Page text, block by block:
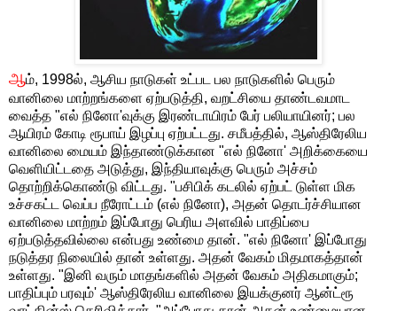
ஆம், 1998ல், ஆசிய நாடுகள் உட்பட பல நாடுகளில் பெரும்
வானிலை மாற்றங்களை ஏற்படுத்தி, வறட்சியை தாண்டவமாட
வைத்த "எல் நினோ'வுக்கு இரண்டாயிரம் பேர் பலியாயினர்; பல
ஆயிரம் கோடி ரூபாய் இழப்பு ஏற்பட்டது. சமீபத்தில், ஆஸ்திரேலிய
வானிலை மையம் இந்தாண்டுக்கான "எல் நினோ' அறிக்கையை
வெளியிட்டதை அடுத்து, இந்தியாவுக்கு பெரும் அச்சம்
தொற்றிக்கொண்டு விட்டது. "பசிபிக் கடலில் ஏற்பட் டுள்ள மிக
உச்சகட்ட வெப்ப நீரோட்டம் (எல் நினோ), அதன் தொடர்ச்சியான
வானிலை மாற்றம் இப்போது பெரிய அளவில் பாதிப்பை
ஏற்படுத்தவில்லை என்பது உண்மை தான். "எல் நினோ' இப்போது
நடுத்தர நிலையில் தான் உள்ளது. அதன் வேகம் மிதமாகத்தான்
உள்ளது. "இனி வரும் மாதங்களில் அதன் வேகம் அதிகமாகும்;
பாதிப்பும் பரவும்' ஆஸ்திரேலிய வானிலை இயக்குனர் ஆன்ட்ரூ